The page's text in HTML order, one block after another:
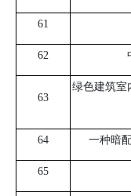
61
62
63
绿色建筑室
64 一种暗
65